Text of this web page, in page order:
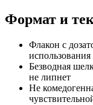
Формат и
Флакон с
использования
Безводная
не липнет
Не